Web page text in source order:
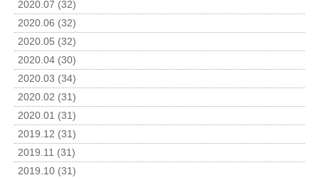
2020.07 (32)
2020.06 (32)
2020.05 (32)
2020.04 (30)
2020.03 (34)
2020.02 (31)
2020.01 (31)
2019.12 (31)
2019.11 (31)
2019.10 (31)